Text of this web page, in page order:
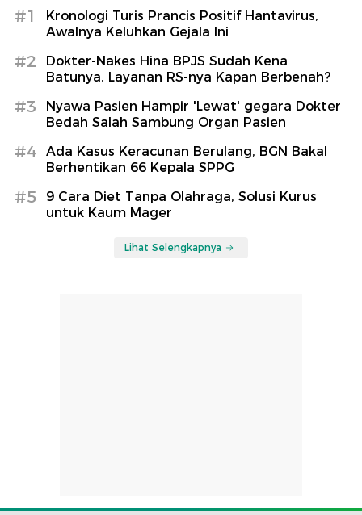
#1
Kronologi Turis Prancis Positif Hantavirus,
Awalnya Keluhkan Gejala Ini
#2
Dokter-Nakes Hina BPJS Sudah Kena
Batunya, Layanan RS-nya Kapan Berbenah?
#3
Nyawa Pasien Hampir 'Lewat' gegara Dokter
Bedah Salah Sambung Organ Pasien
#4
Ada Kasus Keracunan Berulang, BGN Bakal
Berhentikan 66 Kepala SPPG
#5
9 Cara Diet Tanpa Olahraga, Solusi Kurus
untuk Kaum Mager
Lihat Selengkapnya